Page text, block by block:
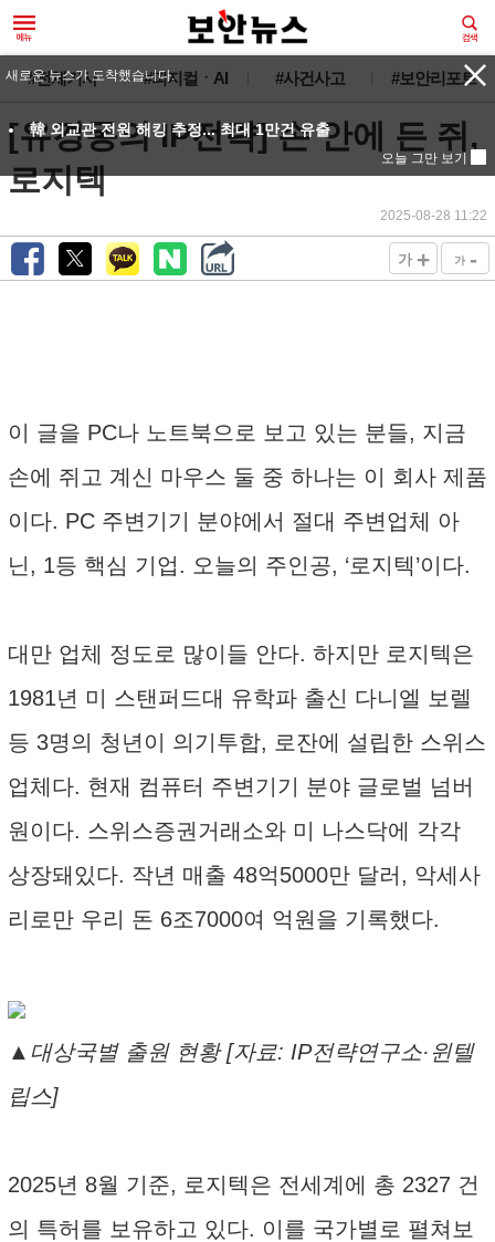
#전체기사 #피지컬ㆍAI #사건사고 #보안리포트
[유경동의 IP전략] 손 안에 든 쥐,
로지텍
2025-08-28 11:22
가 + 가 -
이 글을 PC나 노트북으로 보고 있는 분들, 지금
손에 쥐고 계신 마우스 둘 중 하나는 이 회사 제품
이다. PC 주변기기 분야에서 절대 주변업체 아
닌, 1등 핵심 기업. 오늘의 주인공, ‘로지텍’이다.
대만 업체 정도로 많이들 안다. 하지만 로지텍은
1981년 미 스탠퍼드대 유학파 출신 다니엘 보렐
등 3명의 청년이 의기투합, 로잔에 설립한 스위스
업체다. 현재 컴퓨터 주변기기 분야 글로벌 넘버
원이다. 스위스증권거래소와 미 나스닥에 각각
상장돼있다. 작년 매출 48억5000만 달러, 악세사
리로만 우리 돈 6조7000여 억원을 기록했다.
▲대상국별 출원 현황 [자료: IP전략연구소·윈텔
립스]
2025년 8월 기준, 로지텍은 전세계에 총 2327 건
의 특허를 보유하고 있다. 이를 국가별로 펼쳐보
새로운 뉴스가 도착했습니다.
韓 외교관 전원 해킹 추정... 최대 1만건 유출
오늘 그만 보기